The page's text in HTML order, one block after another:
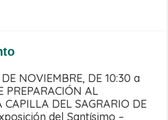
NOVIEMBRE, DE 10:30 a
PREPARACIÓN AL
DEL SAGRARIO DE
del Santísimo –